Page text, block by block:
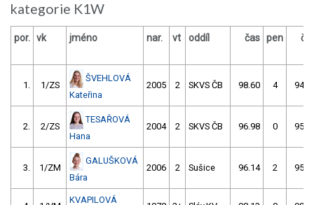
kategorie K1W
por. vk jméno nar. vt oddíl čas pen
1. 1/ZS
ŠVEHLOVÁ
Kateřina
2005 2 SKVS ČB 98.60 4
2. 2/ZS
TESAŘOVÁ
Hana
2004 2 SKVS ČB 96.98 0
3. 1/ZM
GALUŠKOVÁ
Bára
2006 2 Sušice 96.14 2
KVAPILOVÁ